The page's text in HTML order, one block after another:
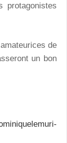
protagonistes
de
un bon